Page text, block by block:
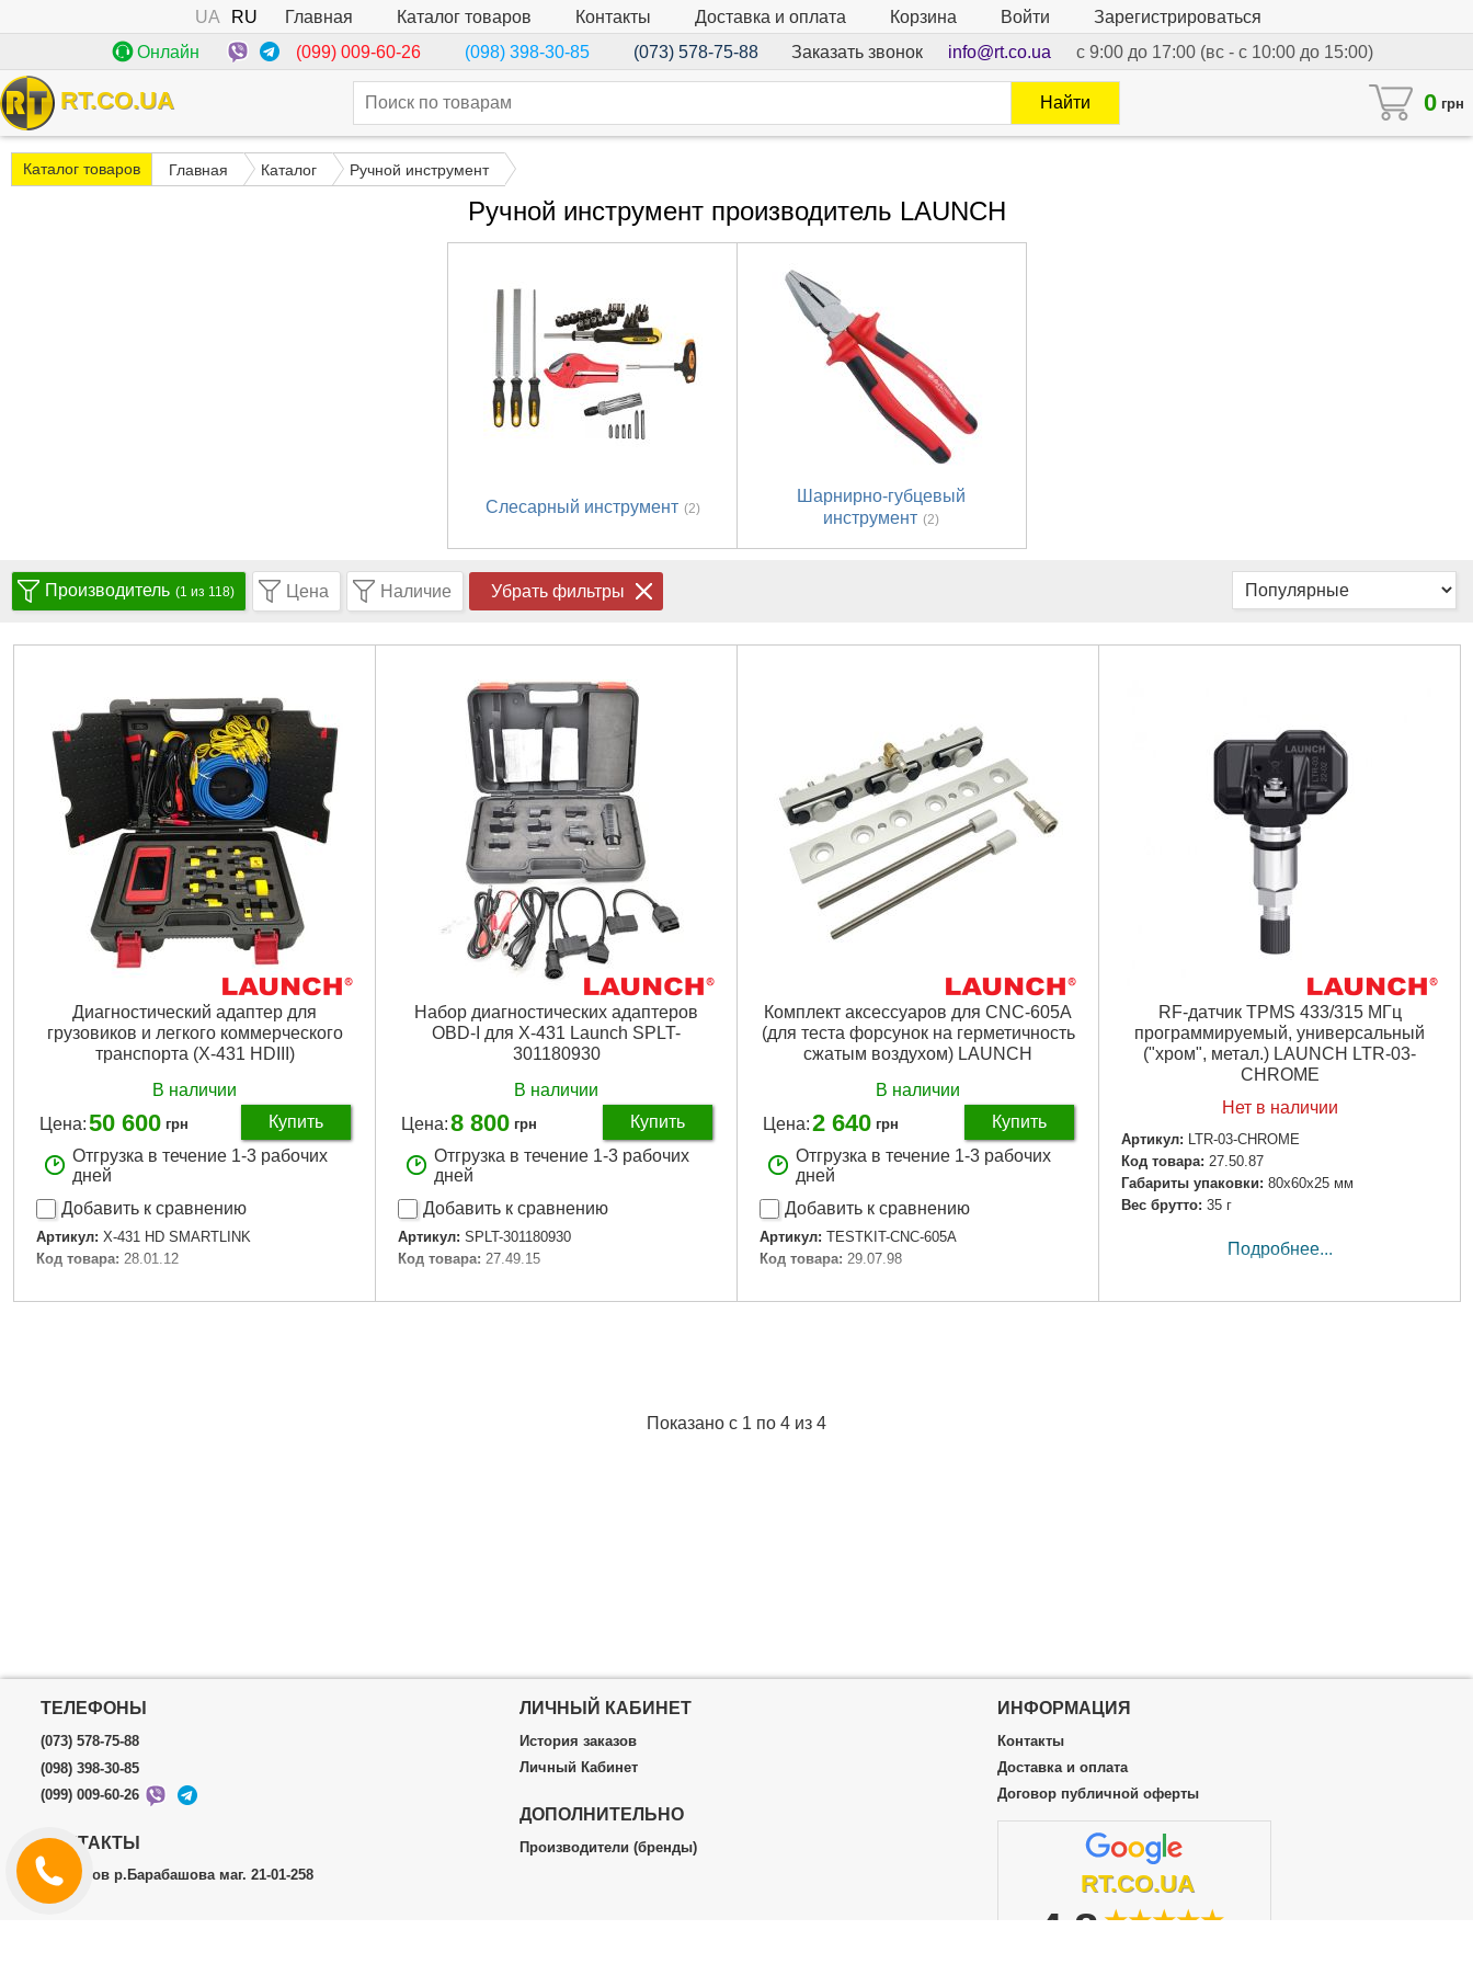
UA RU Главная Каталог товаров Контакты Доставка и оплата Корзина Войти
Зарегистрироваться
Онлайн
(099) 009-60-26 (098) 398-30-85 (073) 578-75-88 Заказать звонок info@rt.co.ua с 9:00 до 17:00 (вс - с 10:00 до 15:00)
RT.CO.UA 0 грн
Найти
Каталог товаров Главная Каталог Ручной инструмент
Ручной инструмент производитель LAUNCH
Слесарный инструмент (2)
Шарнирно-губцевый
инструмент (2)
Производитель (1 из 118) Цена Наличие Убрать фильтры
Диагностический адаптер для
грузовиков и легкого коммерческого
транспорта (X-431 HDIII)
В наличии
Цена:50 600 грн
Купить
Отгрузка в течение 1-3 рабочих
дней
Добавить к сравнению
Артикул: X-431 HD SMARTLINK
Код товара: 28.01.12
Подробнее...
Набор диагностических адаптеров
OBD-I для X-431 Launch SPLT-
301180930
В наличии
Цена:8 800 грн
Купить
Отгрузка в течение 1-3 рабочих
дней
Добавить к сравнению
Артикул: SPLT-301180930
Код товара: 27.49.15
Подробнее...
Комплект аксессуаров для CNC-605A
(для теста форсунок на герметичность
сжатым воздухом) LAUNCH
В наличии
Цена:2 640 грн
Купить
Отгрузка в течение 1-3 рабочих
дней
Добавить к сравнению
Артикул: TESTKIT-CNC-605A
Код товара: 29.07.98
Подробнее...
RF-датчик TPMS 433/315 МГц
программируемый, универсальный
("хром", метал.) LAUNCH LTR-03-
CHROME
Нет в наличии
Артикул:
LTR-03-CHROME
Код товара: 27.50.87
Габариты упаковки: 80x60x25 мм
Вес брутто: 35 г
Подробнее...
Показано с 1 по 4 из 4
ТЕЛЕФОНЫ
(073) 578-75-88
(098) 398-30-85
(099) 009-60-26
КОНТАКТЫ
г.Харьков р.Барабашова маг. 21-01-258
ЛИЧНЫЙ КАБИНЕТ
История заказов
Личный Кабинет
ДОПОЛНИТЕЛЬНО
Производители (бренды)
ИНФОРМАЦИЯ
Контакты
Доставка и оплата
Договор публичной оферты
RT.CO.UA
4.8 ★★★★★